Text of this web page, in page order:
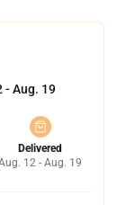
- Aug. 19
Delivered
12 - Aug. 19